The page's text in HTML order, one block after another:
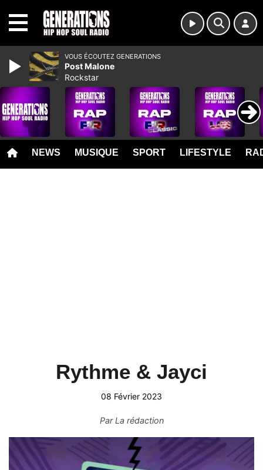
NEWS MUSIQUE SPORT LIFESTYLE
Rythme & Jayci
08 Février 2023
ParLa rédaction
VOUS ÉCOUTEZ GENERATIONS
Post Malone
Rockstar